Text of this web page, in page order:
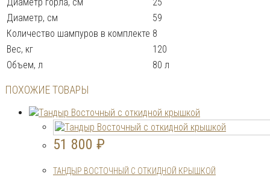
Диаметр, см
59
Количество шампуров в комплекте 8
Вес, кг
120
Объем, л
80 л
ПОХОЖИЕ ТОВАРЫ
51 800 ₽
ТАНДЫР ВОСТОЧНЫЙ С ОТКИДНОЙ КРЫШКОЙ